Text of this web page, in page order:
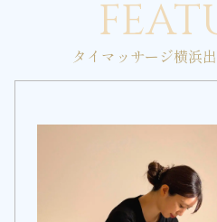
タイマッサージ横浜